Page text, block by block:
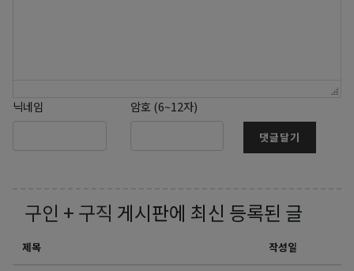
닉네임 암호 (6~12자)
댓글달기
구인 + 구직 게시판에 최신 등록된 글
제목 작성일